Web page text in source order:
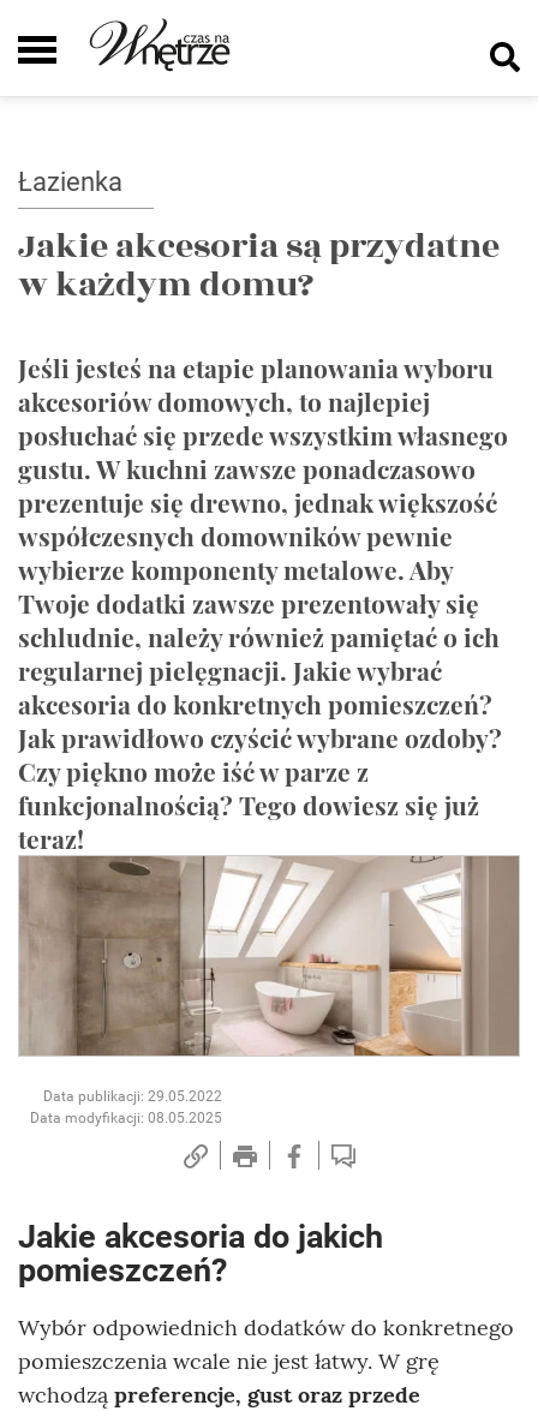
Łazienka
Jakie akcesoria są przydatne
w każdym domu?
Jeśli jesteś na etapie planowania wyboru
akcesoriów domowych, to najlepiej
posłuchać się przede wszystkim własnego
gustu. W kuchni zawsze ponadczasowo
prezentuje się drewno, jednak większość
współczesnych domowników pewnie
wybierze komponenty metalowe. Aby
Twoje dodatki zawsze prezentowały się
schludnie, należy również pamiętać o ich
regularnej pielęgnacji. Jakie wybrać
akcesoria do konkretnych pomieszczeń?
Jak prawidłowo czyścić wybrane ozdoby?
Czy piękno może iść w parze z
funkcjonalnością? Tego dowiesz się już
teraz!
Data publikacji: 29.05.2022
Data modyfikacji: 08.05.2025
Jakie akcesoria do jakich
pomieszczeń?
Wybór odpowiednich dodatków do konkretnego
pomieszczenia wcale nie jest łatwy. W grę
wchodzą preferencje, gust oraz przede